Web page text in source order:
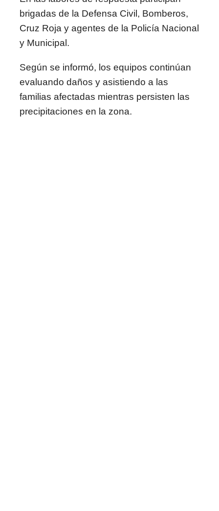
brigadas de la Defensa Civil, Bomberos,
Cruz Roja y agentes de la Policía Nacional
y Municipal.
Según se informó, los equipos continúan
evaluando daños y asistiendo a las
familias afectadas mientras persisten las
precipitaciones en la zona.